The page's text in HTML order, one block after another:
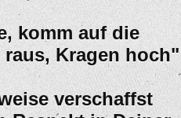
komm auf die
Kragen hoch"
verschaffst